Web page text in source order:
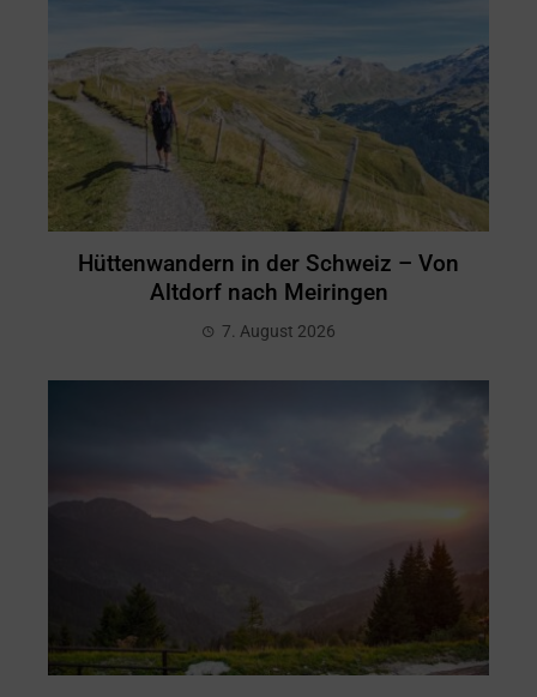
Hüttenwandern in der Schweiz – Von
Altdorf nach Meiringen
7. August 2026